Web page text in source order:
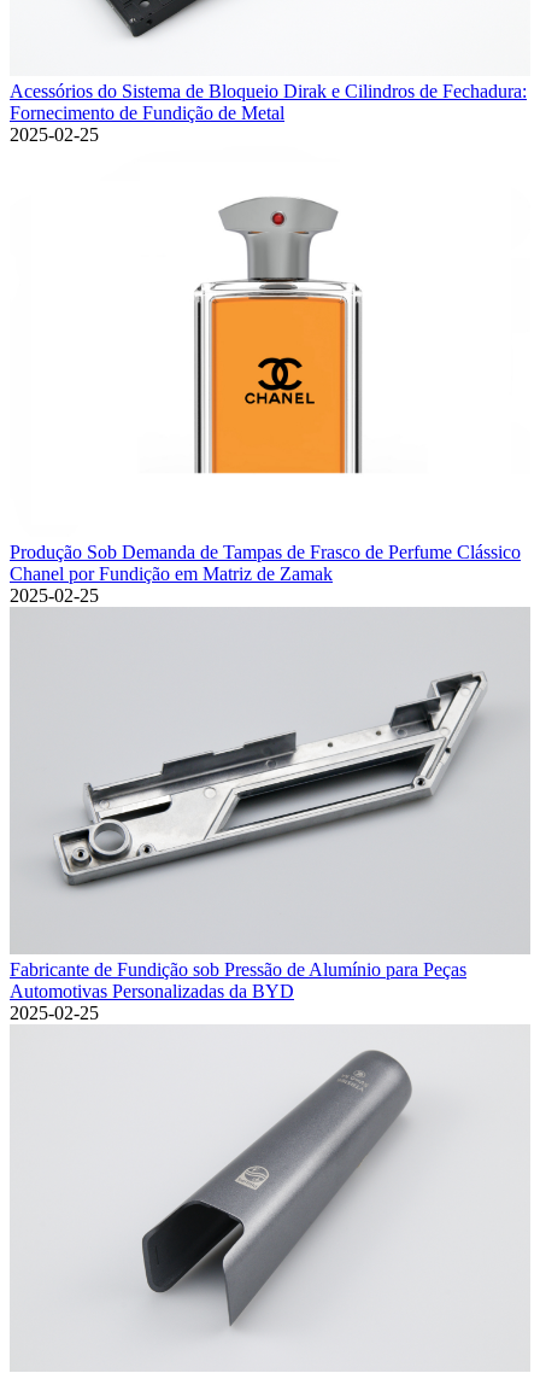
Acessórios do Sistema de Bloqueio Dirak e Cilindros de Fechadura:
Fornecimento de Fundição de Metal
2025-02-25
Produção Sob Demanda de Tampas de Frasco de Perfume Clássico
Chanel por Fundição em Matriz de Zamak
2025-02-25
Fabricante de Fundição sob Pressão de Alumínio para Peças
Automotivas Personalizadas da BYD
2025-02-25